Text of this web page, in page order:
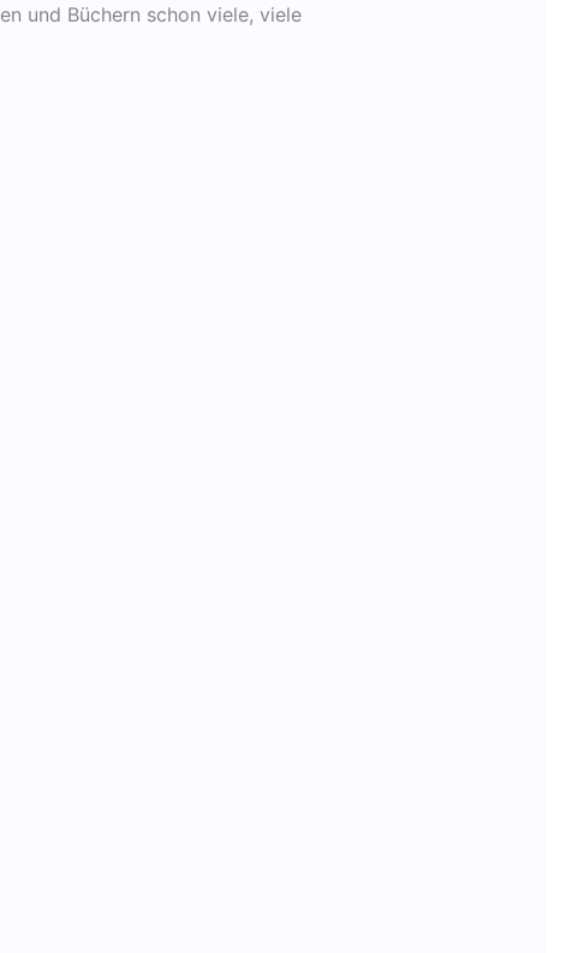
und Büchern schon viele, viele